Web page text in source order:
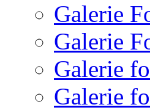
Galerie
Galerie
Galerie
Galerie